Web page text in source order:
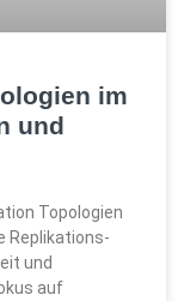
im
und
Topologien
Replikations-
und
auf